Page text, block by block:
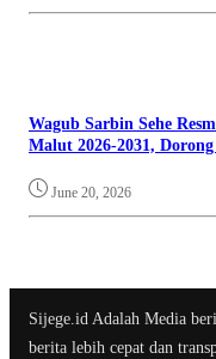
Wagub Sarbin Sehe
Malut 2026-2031,
June 20, 2026
Sijege.id Adalah Media
berita lebih cepat dan